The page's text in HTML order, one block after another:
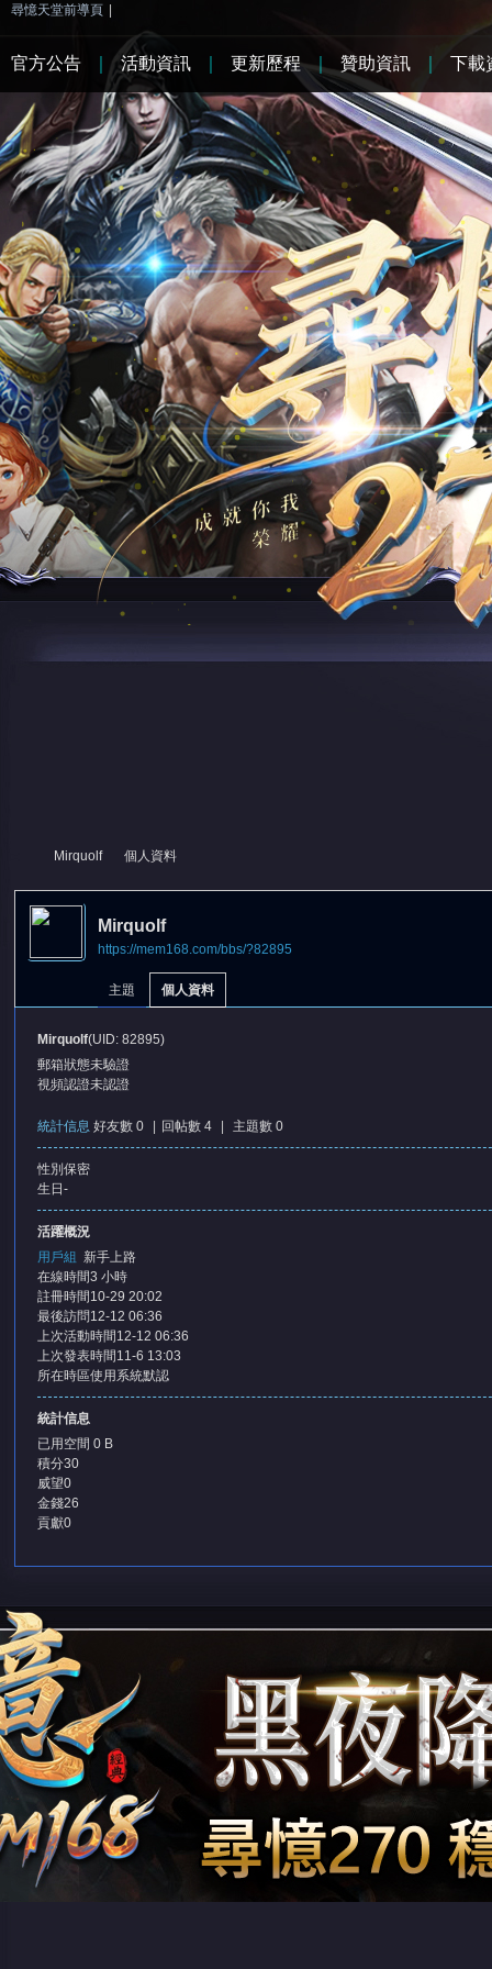
尋憶天堂前導頁
堂
Mirquolf
›
個人資料
Mirquolf
https://mem168.com/bbs/?82895
主題 個人資料
Mirquolf(UID: 82895)
郵箱狀態未驗證
視頻認證未認證
統計信息 好友數 0 回帖數 4 主題數 0
性別 保密
生日 -
活躍概況
用戶組
新手上路
在線時間3 小時
註冊時間 10-29 20:02
最後訪問12-12 06:36
上次活動時間 12-12 06:36
上次發表時間 11-6 13:03
所在時區使用系統默認
統計信息
已用空間 0 B
積分30
威望0
金錢26
貢獻0